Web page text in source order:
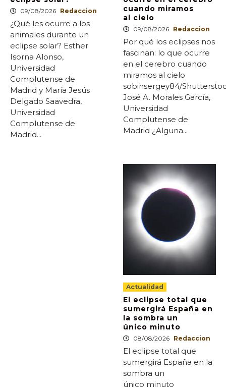
09/08/2026 Redaccion
¿Qué les ocurre a los
animales durante un
eclipse solar? Esther
Isorna Alonso,
Universidad
Complutense de
Madrid y María Jesús
Delgado Saavedra,
Universidad
Complutense de
Madrid...
cuando miramos
al cielo
09/08/2026 Redaccion
Por qué los eclipses nos
fascinan: lo que ocurre
en el cerebro cuando
miramos al cielo
sobinsergey84/
José A. Morales García,
Universidad
Complutense de
Madrid ¿Alguna...
Actualidad
El eclipse total que
sumergirá España en
la sombra un
único minuto
08/08/2026 Redaccion
El eclipse total que
sumergirá España en la
sombra un
único minuto